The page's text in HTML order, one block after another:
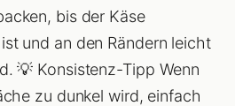
bis der Käse
und an den Rändern leicht
💡 Konsistenz-Tipp Wenn
zu dunkel wird, einfach